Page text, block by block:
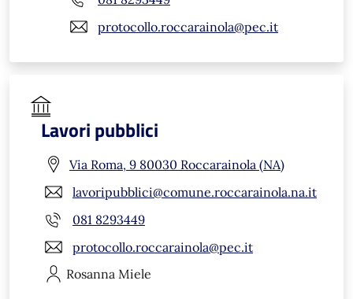
protocollo.roccarainola@pec.it
Lavori pubblici
Via Roma, 9 80030 Roccarainola (NA)
lavoripubblici@comune.roccarainola.na.it
081 8293449
protocollo.roccarainola@pec.it
Rosanna Miele